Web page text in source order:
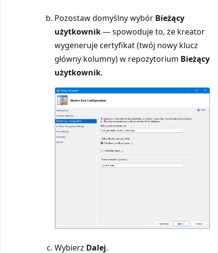
Pozostaw domyślny wybór Bieżący
użytkownik— spowoduje to, że kreator
wygeneruje certyfikat (twój nowy klucz
główny kolumny) w repozytorium Bieżący
użytkownik.
Wybierz Dalej.